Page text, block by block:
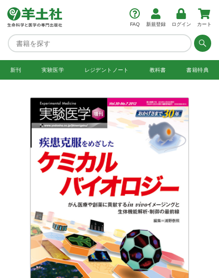
FAQ 新規登録 ログイン カート
新刊 実験医学 レジデント ノート 教科書 書籍特典